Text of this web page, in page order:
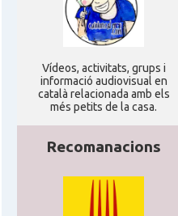
Ví­deos, activitats, grups i
informació audiovisual en
català relacionada amb els
més petits de la casa.
Recomanacions